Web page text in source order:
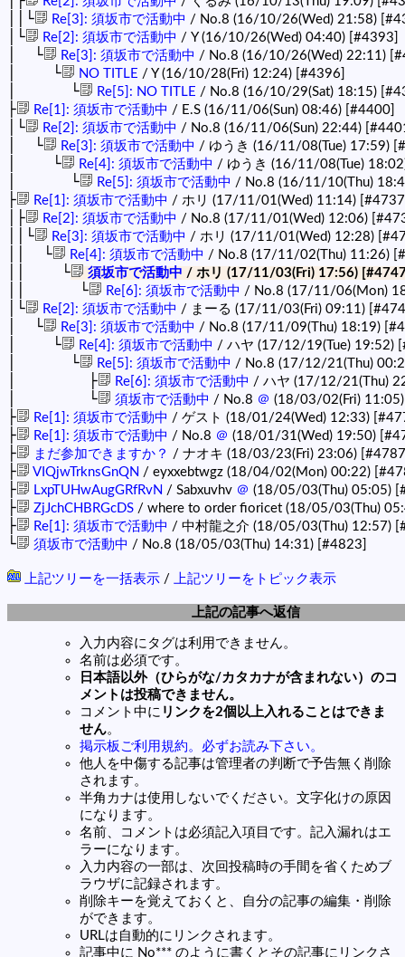
││└ Re[3]: 須坂市で活動中 / No.8 (16/10/26(Wed) 21:58)
│└ Re[2]: 須坂市で活動中 / Y (16/10/26(Wed) 04:40) [#4393]
│ └ Re[3]: 須坂市で活動中 / No.8 (16/10/26(Wed) 22:11)
│ └ NO TITLE / Y (16/10/28(Fri) 12:24) [#4396]
│ └ Re[5]: NO TITLE / No.8 (16/10/29(Sat) 18:15)
├ Re[1]: 須坂市で活動中 / E.S (16/11/06(Sun) 08:46) [#4400]
│└ Re[2]: 須坂市で活動中 / No.8 (16/11/06(Sun) 22:44)
│ └ Re[3]: 須坂市で活動中 / ゆうき (16/11/08(Tue) 17:59)
│ └ Re[4]: 須坂市で活動中 / ゆうき (16/11/08(Tue)
│ └ Re[5]: 須坂市で活動中 / No.8 (16/11/10(Thu)
├ Re[1]: 須坂市で活動中 / ホリ (17/11/01(Wed) 11:14)
│├ Re[2]: 須坂市で活動中 / No.8 (17/11/01(Wed) 12:06)
││└ Re[3]: 須坂市で活動中 / ホリ (17/11/01(Wed) 12:28)
││ └ Re[4]: 須坂市で活動中 / No.8 (17/11/02(Thu) 11:26)
││ └ 須坂市で活動中 / ホリ (17/11/03(Fri) 17:56)
││ └ Re[6]: 須坂市で活動中 / No.8 (17/11/06(Mon)
│└ Re[2]: 須坂市で活動中 / まーる (17/11/03(Fri) 09:11)
│ └ Re[3]: 須坂市で活動中 / No.8 (17/11/09(Thu) 18:19)
│ └ Re[4]: 須坂市で活動中 / ハヤ (17/12/19(Tue) 19:52)
│ └ Re[5]: 須坂市で活動中 / No.8 (17/12/21(Thu)
│ ├ Re[6]: 須坂市で活動中 / ハヤ (17/12/21(Thu)
│ └ 須坂市で活動中 / No.8 ＠ (18/03/02(Fri)
├ Re[1]: 須坂市で活動中 / ゲスト (18/01/24(Wed) 12:33)
├ Re[1]: 須坂市で活動中 / No.8 ＠ (18/01/31(Wed) 19:50)
├ まだ参加できますか？ / ナオキ (18/03/23(Fri) 23:06)
├ VIQjwTrknsGnQN / eyxxebtwgz (18/04/02(Mon) 00:22)
├ LxpTUHwAugGRfRvN / Sabxuvhv ＠ (18/05/03(Thu) 05:05)
├ ZjJchCHBRGcDS / where to order fioricet (18/05/03(Thu)
├ Re[1]: 須坂市で活動中 / 中村龍之介 (18/05/03(Thu) 12:57)
└ 須坂市で活動中 / No.8 (18/05/03(Thu) 14:31) [#4823]
上記ツリーを一括表示 / 上記ツリーをトピック表示
上記の記事へ返信
入力内容にタグは利用できません。
名前は必須です。
日本語以外（ひらがな/カタカナが含まれない）のコ
メントは投稿できません。
コメント中に リンクを2個以上入れることはできま
せん。
掲示板ご利用規約。必ずお読み下さい。
他人を中傷する記事は管理者の判断で予告無く削除
されます。
半角カナは使用しないでください。文字化けの原因
になります。
名前、コメントは必須記入項目です。記入漏れはエ
ラーになります。
入力内容の一部は、次回投稿時の手間を省くためブ
ラウザに記録されます。
削除キーを覚えておくと、自分の記事の編集・削除
ができます。
URLは自動的にリンクされます。
記事中に No*** のように書くとその記事にリンクさ